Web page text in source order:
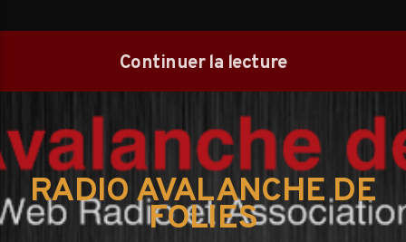
Continuer la lecture
RADIO AVALANCHE DE
FOLIES